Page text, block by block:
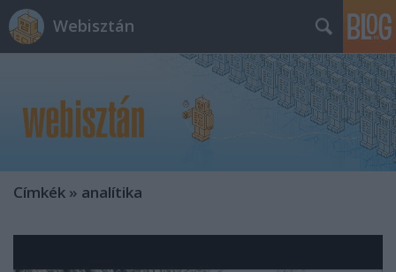
Webisztán
Címkék » analítika